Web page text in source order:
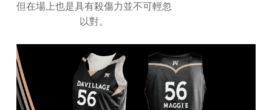
但在場上也是具有殺傷力並不可輕忽
以對。